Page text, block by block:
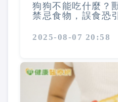
狗狗不能吃什麼？
禁忌食物，誤食恐
2025-08-07 20:58